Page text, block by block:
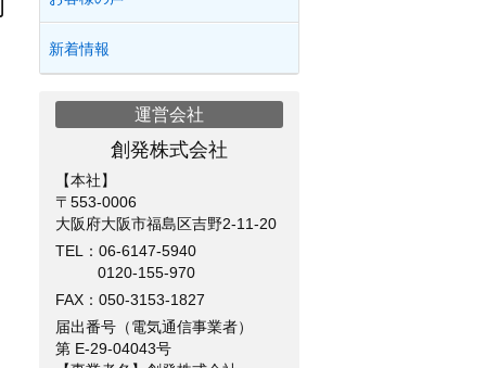
新着情報
運営会社
創発株式会社
【本社】
〒553-0006
大阪府大阪市福島区吉野2-11-20
TEL： 06-6147-5940
0120-155-970
FAX：050-3153-1827
届出番号（電気通信事業者）
第 E-29-04043号